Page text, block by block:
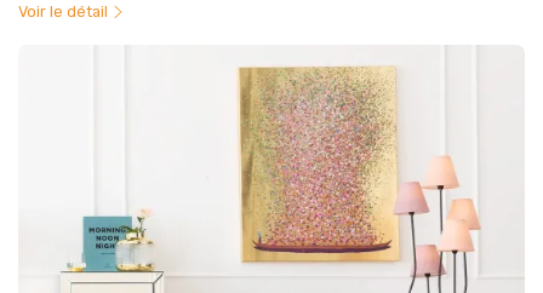
Voir le détail